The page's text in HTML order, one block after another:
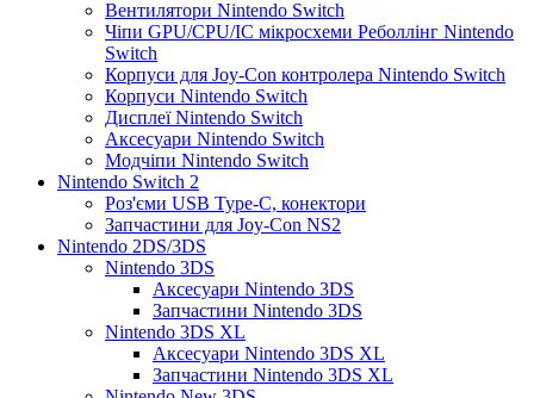
Вентилятори Nintendo Switch
Чіпи GPU/CPU/IC мікросхеми Реболлінг Nintendo
Switch
Корпуси для Joy-Con контролера Nintendo Switch
Корпуси Nintendo Switch
Дисплеї Nintendo Switch
Аксесуари Nintendo Switch
Модчіпи Nintendo Switch
Nintendo Switch 2
Роз'єми USB Type-C, конектори
Запчастини для Joy-Con NS2
Nintendo 2DS/3DS
Nintendo 3DS
Аксесуари Nintendo 3DS
Запчастини Nintendo 3DS
Nintendo 3DS XL
Аксесуари Nintendo 3DS XL
Запчастини Nintendo 3DS XL